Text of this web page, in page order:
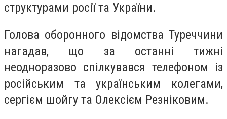
структурами росії та України.
Голова оборонного відомства Туреччини
нагадав, що за останні тижні
неодноразово спілкувався телефоном із
російським та українським колегами,
сергієм шойгу та Олексієм Резніковим.